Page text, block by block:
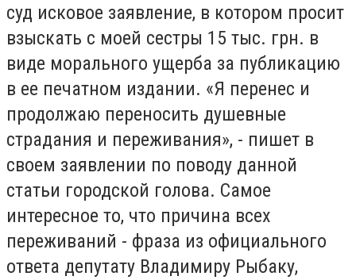
суд исковое заявление, в котором просит
взыскать с моей сестры 15 тыс. грн. в
виде морального ущерба за публикацию
в ее печатном издании. «Я перенес и
продолжаю переносить душевные
страдания и переживания», - пишет в
своем заявлении по поводу данной
статьи городской голова. Самое
интересное то, что причина всех
переживаний - фраза из официального
ответа депутату Владимиру Рыбаку,